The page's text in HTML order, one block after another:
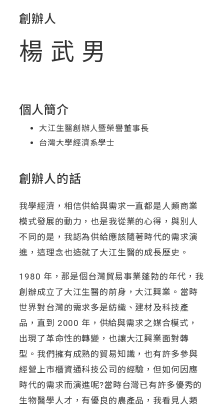
創辦人
楊武男
個人簡介
大江生醫創辦人暨榮譽董事長
台灣大學經濟系學士
創辦人的話
我學經濟，相信供給與需求一直都是人類商業
模式發展的動力，也是我從業的心得，與別人
不同的是，我認為供給應該隨著時代的需求演
進，這理念也造就了大江生醫的成長歷史。
1980 年，那是個台灣貿易事業蓬勃的年代，我
創辦成立了大江生醫的前身，大江興業。當時
世界對台灣的需求多是紡織、建材及科技產
品，直到 2000 年，供給與需求之媒合模式，
出現了革命性的轉變，也讓大江興業面對轉
型。我們擁有成熟的貿易知識，也有許多參與
經營上市櫃資通科技公司的經驗，但如何因應
時代的需求而演進呢?當時台灣已有許多優秀的
生物醫學人才，有優良的農產品，我看見人類